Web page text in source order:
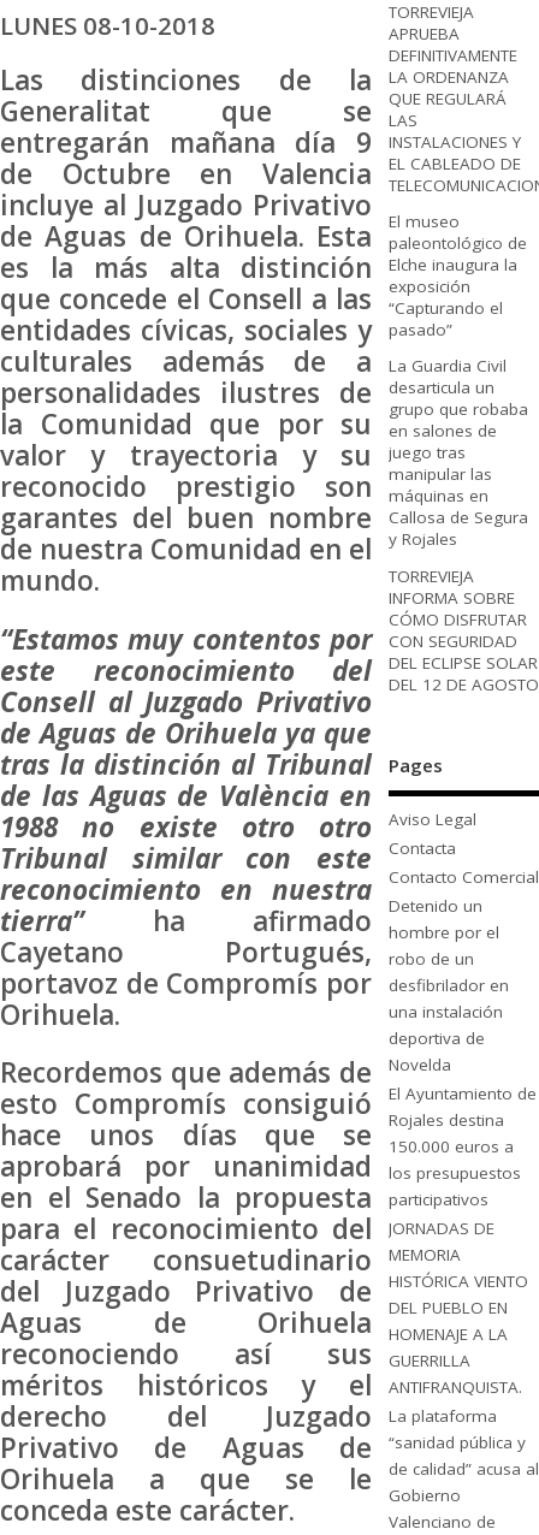
LUNES 08-10-2018
Las distinciones de la
Generalitat que se
entregarán mañana día 9
de Octubre en Valencia
incluye al Juzgado Privativo
de Aguas de Orihuela. Esta
es la más alta distinción
que concede el Consell a las
entidades cívicas, sociales y
culturales además de a
personalidades ilustres de
la Comunidad que por su
valor y trayectoria y su
reconocido prestigio son
garantes del buen nombre
de nuestra Comunidad en el
mundo.
“Estamos muy contentos por
este reconocimiento del
Consell al Juzgado Privativo
de Aguas de Orihuela ya que
tras la distinción al Tribunal
de las Aguas de València en
1988 no existe otro otro
Tribunal similar con este
reconocimiento en nuestra
tierra”ha afirmado
Cayetano Portugués,
portavoz de Compromís por
Orihuela.
Recordemos que además de
esto Compromís consiguió
hace unos días que se
aprobará por unanimidad
en el Senado la propuesta
para el reconocimiento del
carácter consuetudinario
del Juzgado Privativo de
Aguas de Orihuela
reconociendo así sus
méritos históricos y el
derecho del Juzgado
Privativo de Aguas de
Orihuela a que se le
conceda este carácter.
TORREVIEJA
APRUEBA
DEFINITIVAMENTE
LA ORDENANZA
QUE REGULARÁ
LAS
INSTALACIONES Y
EL CABLEADO DE
El museo
paleontológico de
Elche inaugura la
exposición
“Capturando el
pasado”
La Guardia Civil
desarticula un
grupo que robaba
en salones de
juego tras
manipular las
máquinas en
Callosa de Segura
y Rojales
TORREVIEJA
INFORMA SOBRE
CÓMO DISFRUTAR
CON SEGURIDAD
DEL ECLIPSE SOLAR
DEL 12 DE AGOSTO
Pages
Aviso Legal
Contacta
Contacto Comercial
Detenido un
hombre por el
robo de un
desfibrilador en
una instalación
deportiva de
Novelda
El Ayuntamiento de
Rojales destina
150.000 euros a
los presupuestos
participativos
JORNADAS DE
MEMORIA
HISTÓRICA VIENTO
DEL PUEBLO EN
HOMENAJE A LA
GUERRILLA
ANTIFRANQUISTA.
La plataforma
“sanidad pública y
de calidad” acusa al
Gobierno
Valenciano de